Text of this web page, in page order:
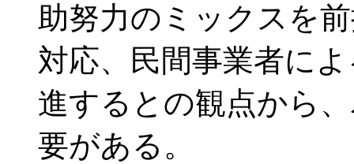
助努力のミックスを
対応、民間事業者に
進するとの観点から
要がある。